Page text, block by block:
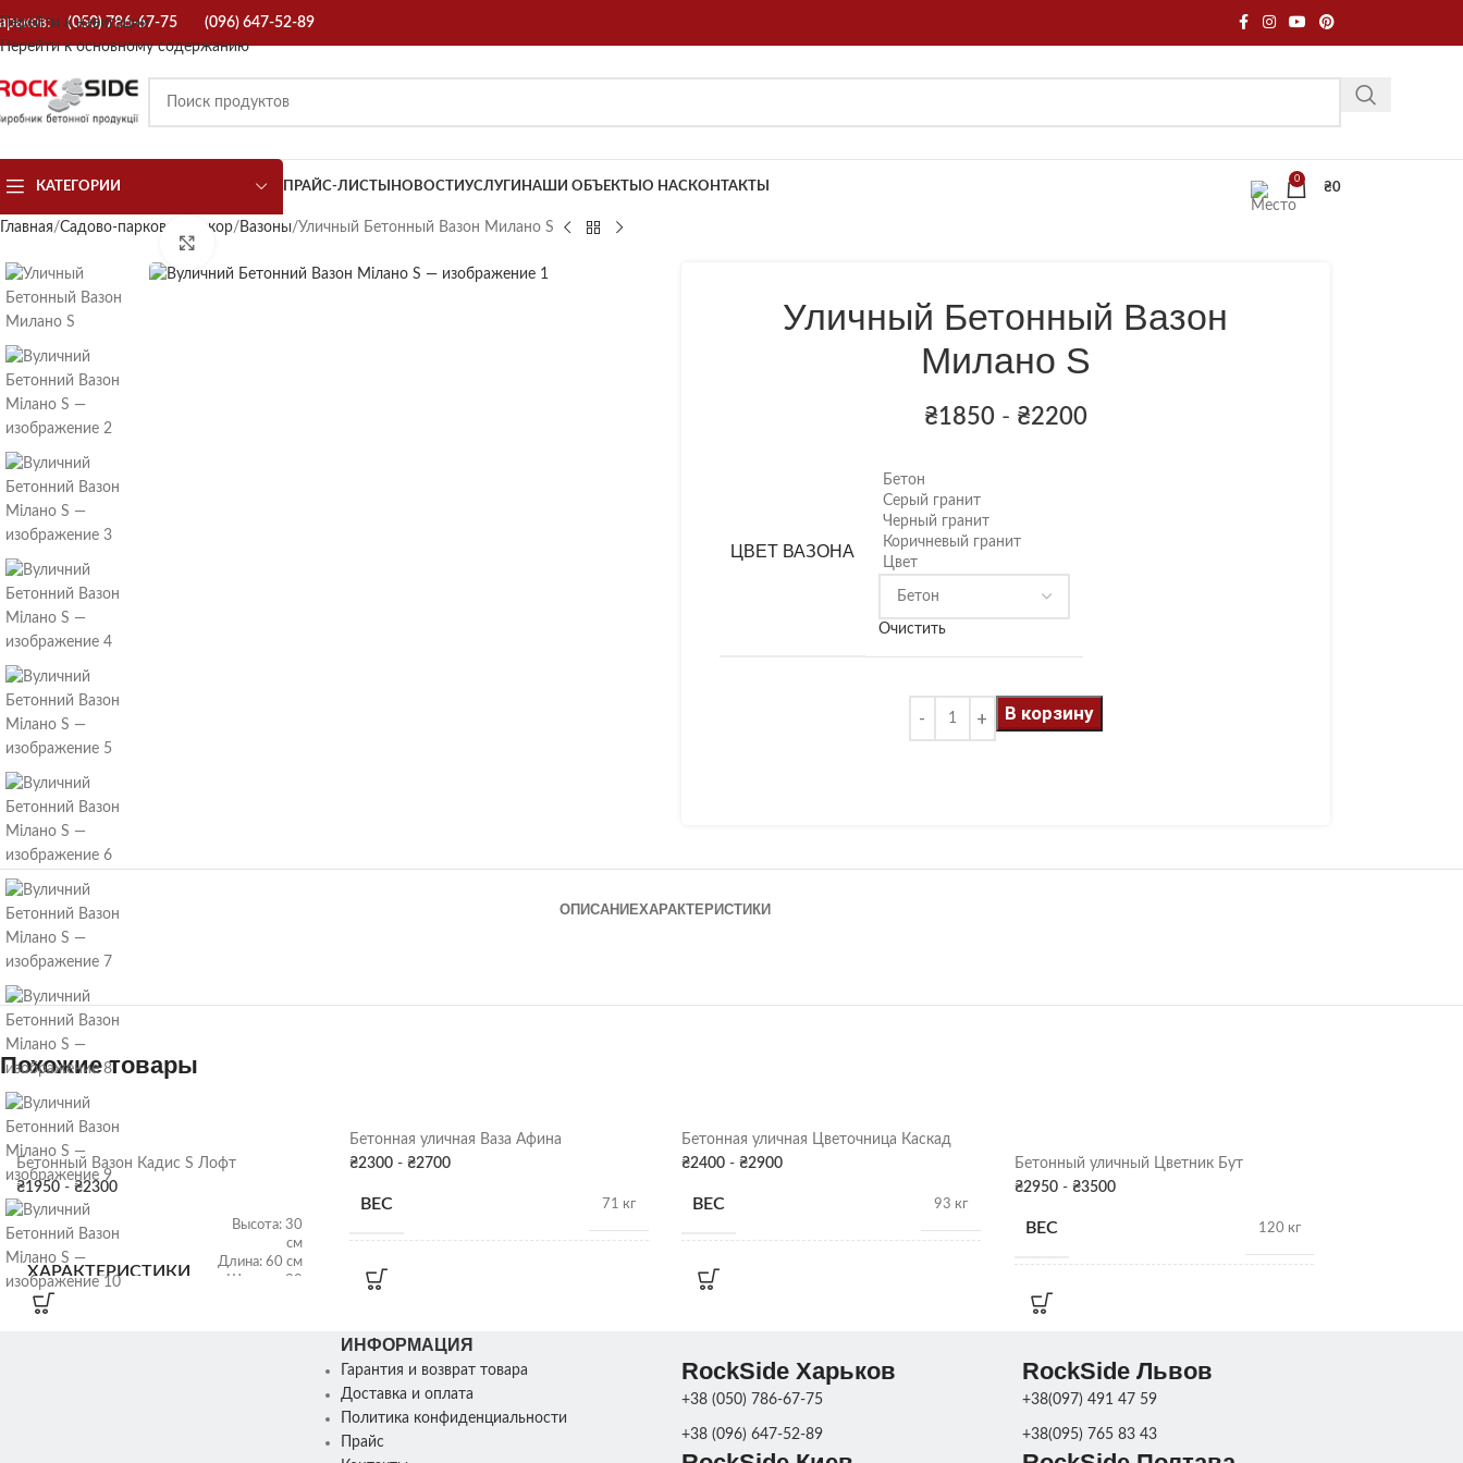
Перейти к навигации
Перейти к основному содержанию
(050) 786-67-75 (096) 647-52-89
КАТЕГОРИИ ПРАЙС-ЛИСТЫ НОВОСТИУСЛУГИ НАШИ ОБЪЕКТЫ О НАСКОНТАКТЫ
0
₴0
Главная Садово-парковый декор Вазоны Уличный Бетонный Вазон Милано S
Уличный Бетонный Вазон
Милано S
₴1850 - ₴2200
ЦВЕТ ВАЗОНА
Бетон
Серый гранит
Черный гранит
Коричневый гранит
Цвет
Очистить
В корзину
ОПИСАНИЕХАРАКТЕРИСТИКИ
Похожие товары
Бетонный Вазон Кадис S Лофт
₴1950 - ₴2300
ХАРАКТЕРИСТИКИ
Высота: 30
см
Длина: 60 см
Ширина: 30
Бетонная уличная Ваза Афина
₴2300 - ₴2700
ВЕС 71 кг
РАЗМЕРЫ
ПОКРАСКА
ДЕКОРА
Бетонная уличная Цветочница Каскад
₴2400 - ₴2900
ВЕС 93 кг
РАЗМЕРЫ
ДЕКОРА
Бетонный уличный Цветник Бут
₴2950 - ₴3500
ВЕС 120 кг
РАЗМЕРЫ
ПОКРАСКА
ДЕКОРА
ИНФОРМАЦИЯ
Гарантия и возврат товара
Доставка и оплата
Политика конфиденциальности
Прайс
RockSide Харьков
+38 (050) 786-67-75
+38 (096) 647-52-89
RockSide Львов
+38(097) 491 47 59
+38(095) 765 83 43